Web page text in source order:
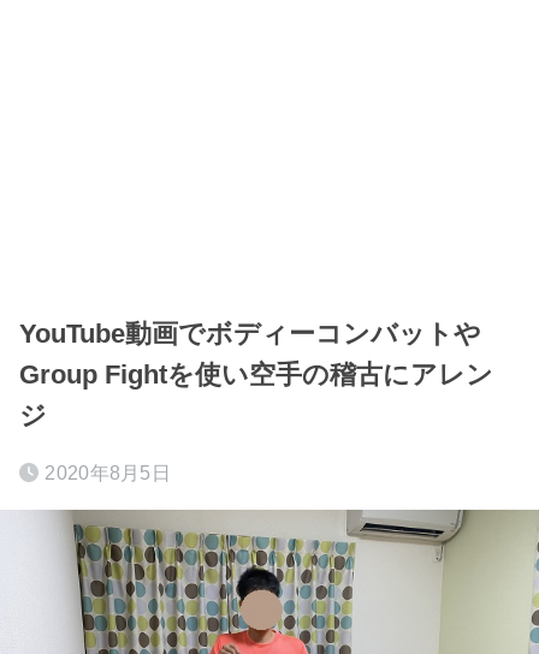
YouTube動画でボディーコンバットや
Group Fightを使い空手の稽古にアレン
ジ
2020年8月5日